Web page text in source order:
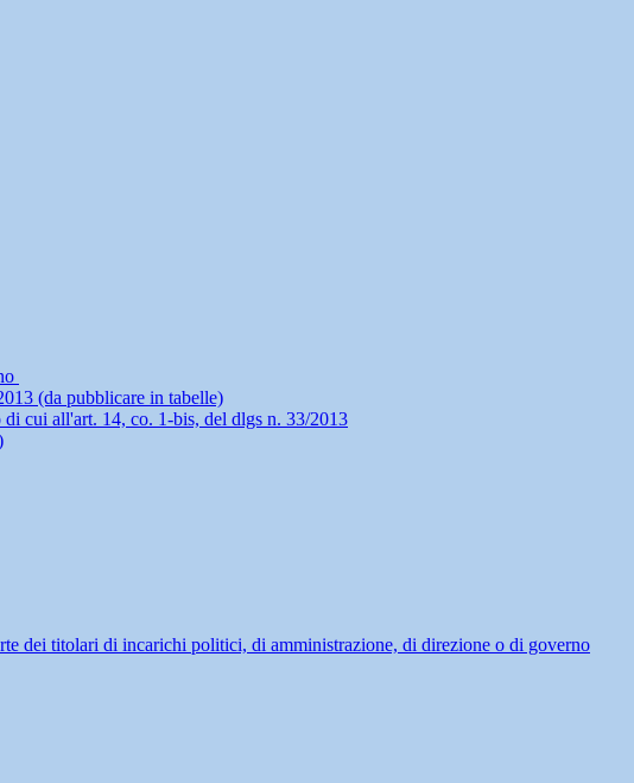
(da pubblicare in tabelle)
cui all'art. 14, co. 1-bis, del dlgs n. 33/2013
dei titolari di incarichi politici, di amministrazione, di direzione o di governo